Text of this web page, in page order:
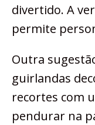
divertido. A
permite
Outra
guirlandas
recortes com
pendurar na